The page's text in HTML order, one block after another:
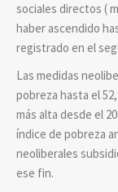
sociales directos (
haber ascendido
registrado en el
Las medidas
pobreza hasta el
más alta desde el
índice de pobreza
neoliberales
ese fin.